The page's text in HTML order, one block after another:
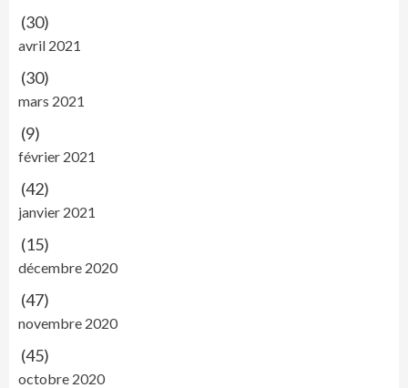
(30)
avril 2021
(30)
mars 2021
(9)
février 2021
(42)
janvier 2021
(15)
décembre 2020
(47)
novembre 2020
(45)
octobre 2020